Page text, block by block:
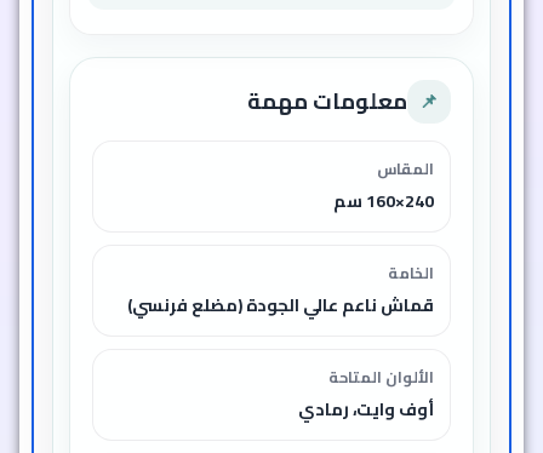
📌 معلومات مهمة
المقاس
240×160 سم
الخامة
قماش ناعم عالي الجودة (مضلع فرنسي)
الألوان المتاحة
أوف وايت، رمادي